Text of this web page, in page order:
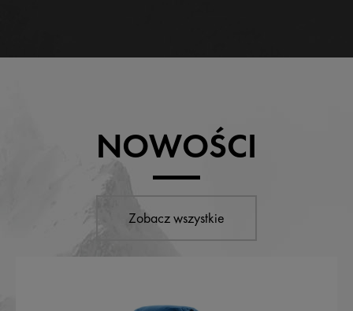
NOWOŚCI
Zobacz wszystkie